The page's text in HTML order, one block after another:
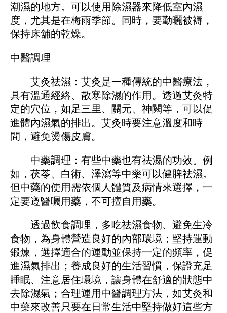
潮濕的地方。可以使用除濕器來降低室內濕
度，尤其是在梅雨季節。同時，要勤曬被褥，
保持床舖的乾燥。
中醫調理
艾灸祛濕：艾灸是一種傳統的中醫療法，
具有溫通經絡、散寒除濕的作用。透過艾灸特
定的穴位，如足三里、關元、神闕等，可以促
進體內濕氣的排出。艾灸時要注意溫度和時
間，避免燙傷皮膚。
中藥調理：有些中藥也有祛濕的功效。例
如，茯苓、白術、澤瀉等中藥可以健脾祛濕。
但中藥的使用需依個人體質及病情來選擇，一
定要遵醫囑用藥，不可擅自用藥。
透過飲食調理，多吃祛濕食物、避免生冷
食物，為身體營造良好的內部環境；堅持運動
鍛煉，選擇適合的運動並保持一定的頻率，促
進濕氣排出；養成良好的生活習慣，保證充足
睡眠、注意居住環境，讓身體在舒適的狀態中
去除濕氣；合理運用中醫調理方法，如艾灸和
中藥來改善只要在日常生活中堅持做好這些方